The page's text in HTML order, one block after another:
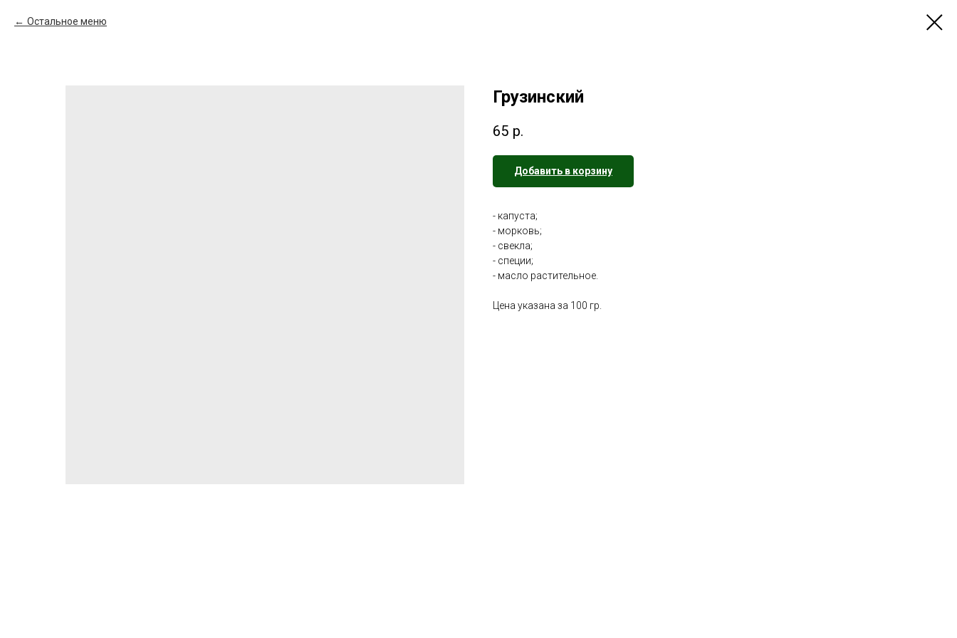
Остальное меню
Грузинский
65 р.
Добавить в корзину
- капуста;
- морковь;
- свекла;
- специи;
- масло растительное.
Цена указана за 100 гр.